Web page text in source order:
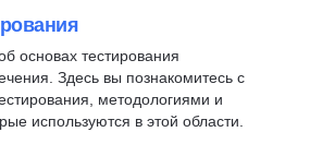
основах тестирования
Здесь вы познакомитесь с
методологиями и
используются в этой области.